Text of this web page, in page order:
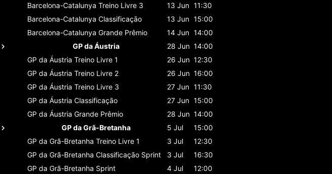
Barcelona-Catalunya Treino Livre 3 13 Jun 11:30
Barcelona-Catalunya Classificaçāo 13 Jun 15:00
Barcelona-Catalunya Grande Prêmio 14 Jun 14:00
GP da Áustria
28 Jun 14:00
GP da Áustria Treino Livre 1 26 Jun 12:30
GP da Áustria Treino Livre 2 26 Jun 16:00
GP da Áustria Treino Livre 3 27 Jun 11:30
GP da Áustria Classificaçāo 27 Jun 15:00
GP da Áustria Grande Prêmio 28 Jun 14:00
GP da Grã-Bretanha
5 Jul
15:00
GP da Grã-Bretanha Treino Livre 1 3 Jul
12:30
GP da Grã-Bretanha Classificaçāo Sprint 3 Jul
16:30
GP da Grã-Bretanha Sprint 4 Jul
12:00